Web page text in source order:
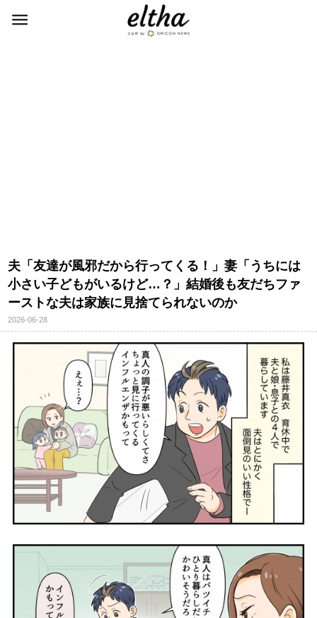
夫「友達が風邪だから行ってくる！」妻「うちには
小さい子どもがいるけど…？」結婚後も友だちファ
ーストな夫は家族に見捨てられないのか
2026-06-28